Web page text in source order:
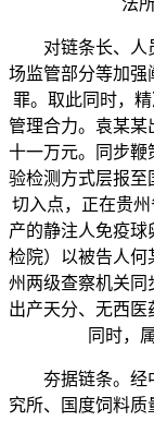
法
对链条长、人员
场监管部分等加强
罪。取此同时，
管理合力。袁某某
十一万元。同步鞭
验检测方式层报至
切入点，正在贵
产的静注人免疫
检院）以被告人何
州两级查察机关同
出产天分、无西医
同时，
夯据链条。经中
究所、国度饲料